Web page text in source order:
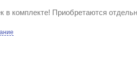
в комплекте! Приобретаются